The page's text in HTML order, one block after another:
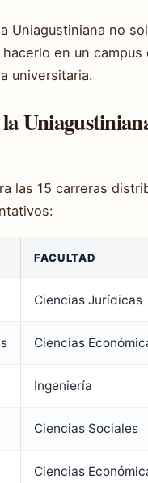
Uniagustiniana no
en un
universitaria.
las 15 carreras
FACULTAD
Ciencias Jurídicas
Ciencias
Ingeniería
Ciencias Sociales
Ciencias